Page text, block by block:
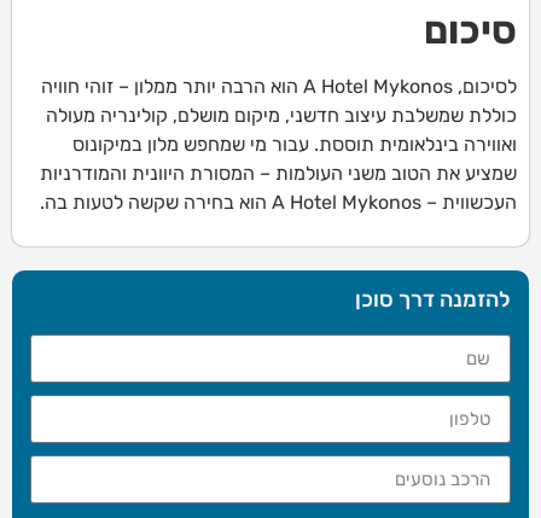
סיכום
לסיכום, A Hotel Mykonos הוא הרבה יותר ממלון – זוהי חוויה
כוללת שמשלבת עיצוב חדשני, מיקום מושלם, קולינריה מעולה
ואווירה בינלאומית תוססת. עבור מי שמחפש מלון במיקונוס
שמציע את הטוב משני העולמות – המסורת היוונית והמודרניות
העכשווית – A Hotel Mykonos הוא בחירה שקשה לטעות בה.
להזמנה דרך סוכן